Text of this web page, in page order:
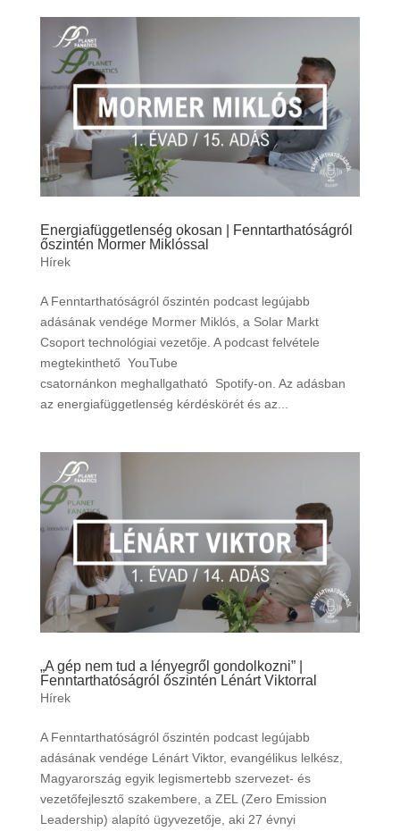
Energiafüggetlenség okosan | Fenntarthatóságról
őszintén Mormer Miklóssal
Hírek
A Fenntarthatóságról őszintén podcast legújabb
adásának vendége Mormer Miklós, a Solar Markt
Csoport technológiai vezetője. A podcast felvétele
megtekinthető YouTube
csatornánkon meghallgatható Spotify-on. Az adásban
az energiafüggetlenség kérdéskörét és az...
„A gép nem tud a lényegről gondolkozni” |
Fenntarthatóságról őszintén Lénárt Viktorral
Hírek
A Fenntarthatóságról őszintén podcast legújabb
adásának vendége Lénárt Viktor, evangélikus lelkész,
Magyarország egyik legismertebb szervezet- és
vezetőfejlesztő szakembere, a ZEL (Zero Emission
Leadership) alapító ügyvezetője, aki 27 évnyi